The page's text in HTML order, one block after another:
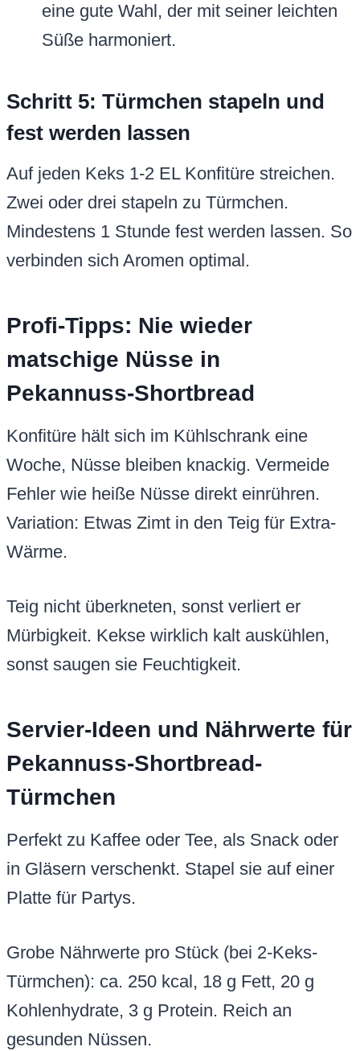
eine gute Wahl, der mit seiner leichten
Süße harmoniert.
Schritt 5: Türmchen stapeln und
fest werden lassen
Auf jeden Keks 1-2 EL Konfitüre streichen.
Zwei oder drei stapeln zu Türmchen.
Mindestens 1 Stunde fest werden lassen. So
verbinden sich Aromen optimal.
Profi-Tipps: Nie wieder
matschige Nüsse in
Pekannuss-Shortbread
Konfitüre hält sich im Kühlschrank eine
Woche, Nüsse bleiben knackig. Vermeide
Fehler wie heiße Nüsse direkt einrühren.
Variation: Etwas Zimt in den Teig für Extra-
Wärme.
Teig nicht überkneten, sonst verliert er
Mürbigkeit. Kekse wirklich kalt auskühlen,
sonst saugen sie Feuchtigkeit.
Servier-Ideen und Nährwerte für
Pekannuss-Shortbread-
Türmchen
Perfekt zu Kaffee oder Tee, als Snack oder
in Gläsern verschenkt. Stapel sie auf einer
Platte für Partys.
Grobe Nährwerte pro Stück (bei 2-Keks-
Türmchen): ca. 250 kcal, 18 g Fett, 20 g
Kohlenhydrate, 3 g Protein. Reich an
gesunden Nüssen.